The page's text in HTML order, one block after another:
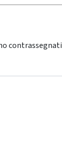
contrassegnati